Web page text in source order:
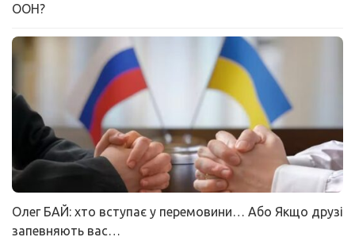
ООН?
Олег БАЙ: хто вступає у перемовини… Або Якщо друзі
запевняють вас…